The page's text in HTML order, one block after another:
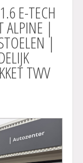
1.6 E-TECH
ALPINE |
|
TWV